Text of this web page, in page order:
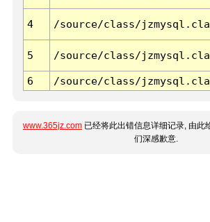
4 /source/class/
5 /source/class/
6 /source/class/
www.365jz.com 已经将此出错信息详细记录, 由此
们深感歉意.